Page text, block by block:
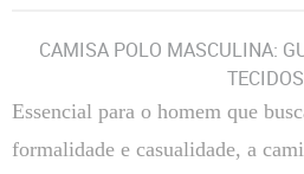
CAMISA POLO MASCULINA:
TECIDOS
Essencial para o homem que
formalidade e casualidade, a